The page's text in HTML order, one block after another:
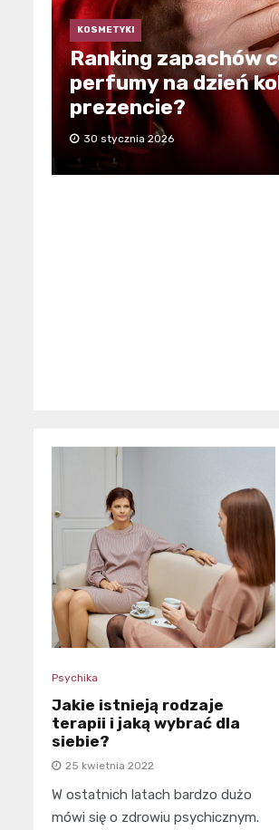
KOSMETYKI
Ranking zapachów
perfumy na dzień
prezencie?
30 stycznia 2026
Psychika
Jakie istnieją rodzaje
terapii i jaką wybrać dla
siebie?
25 kwietnia 2022
W ostatnich latach bardzo dużo
mówi się o zdrowiu psychicznym.